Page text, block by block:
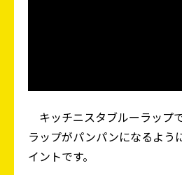
キッチニスタブルーラップ
ラップがパンパンになるよう
イントです。